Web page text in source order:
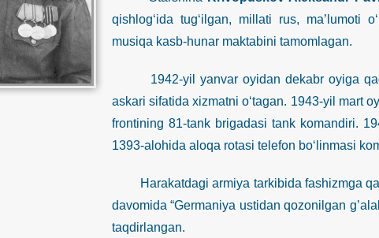
qishlog‘ida tug‘ilgan, millati rus, ma’lumoti
musiqa kasb-hunar maktabini tamomlagan.
1942-yil yanvar oyidan dekabr oyiga
askari sifatida xizmatni o‘tagan. 1943-yil mart
frontining 81-tank brigadasi tank komandiri.
1393-alohida aloqa rotasi telefon bo‘linmasi
Harakatdagi armiya tarkibida fashizmga
davomida “Germaniya ustidan qozonilgan
taqdirlangan.